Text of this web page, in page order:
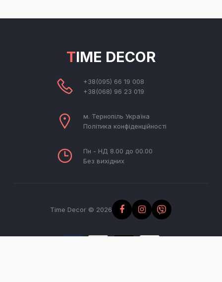
TIME DECOR
+38(095) 66 19 008
+38(068) 96 23 019
м. Тернопіль Україна
Політика конфіденційності
Пн - НД 8.00 до 00.00
Без вихідних
Time Decor © 2026